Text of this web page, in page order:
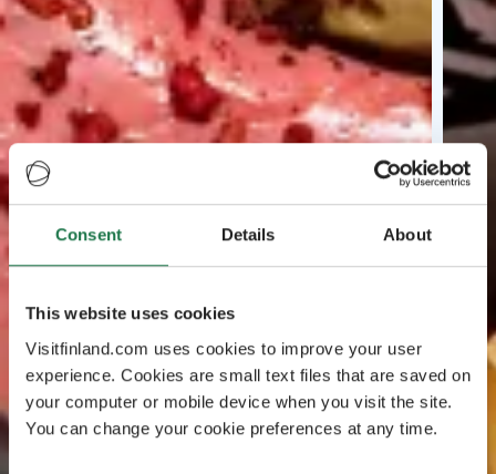
Consent Details About
This website uses cookies
Visitfinland.com uses cookies to improve your user
experience. Cookies are small text files that are saved on
your computer or mobile device when you visit the site.
You can change your cookie preferences at any time.